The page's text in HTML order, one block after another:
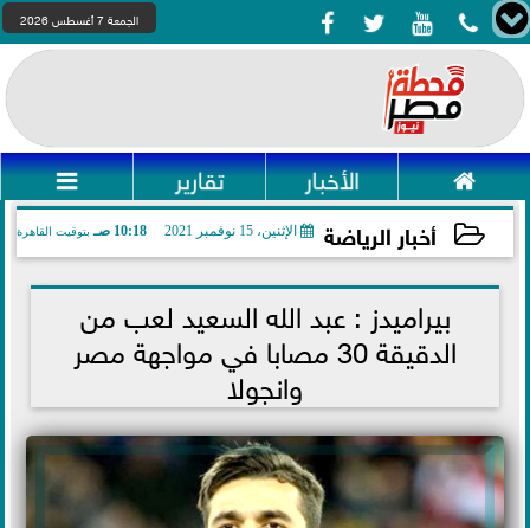
    الجمعة 7 أغسطس 2026
 الأخبار تقارير 
أخبار الرياضة الإثنين، 15 نوفمبر 2021 10:18 صـ بتوقيت القاهرة
2021-11-15 10:18:44بيراميدز : عبد الله السعيد لعب من
الدقيقة 30 مصابا في مواجهة مصر
وانجولا